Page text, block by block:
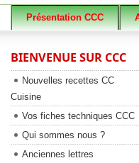
Présentation CCC
BIENVENUE SUR CCC
Nouvelles recettes CC
Cuisine
Vos fiches techniques CCC
Qui sommes nous ?
Anciennes lettres